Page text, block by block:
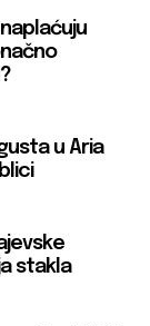
u Aria
stakla